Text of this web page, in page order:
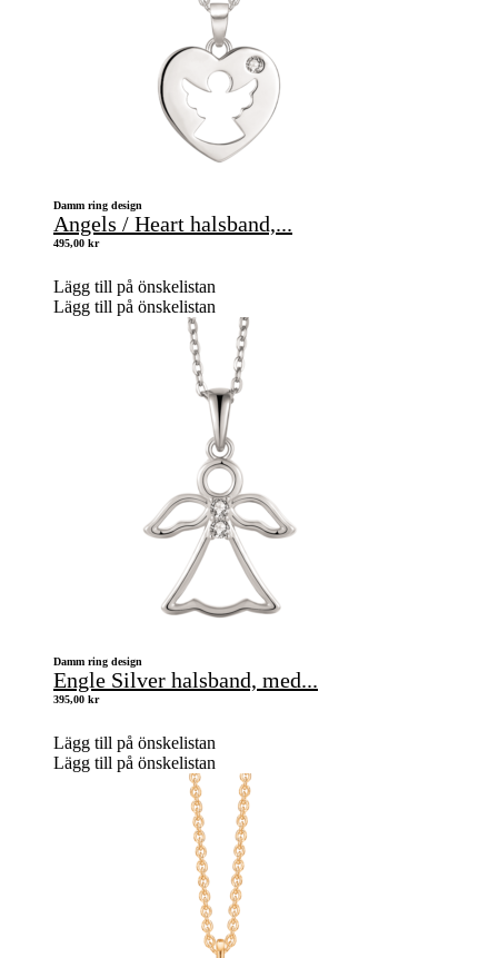
Damm ring design
Angels / Heart halsband,...
495,00 kr
Lägg till på önskelistan
Lägg till på önskelistan
Damm ring design
Engle Silver halsband, med...
395,00 kr
Lägg till på önskelistan
Lägg till på önskelistan